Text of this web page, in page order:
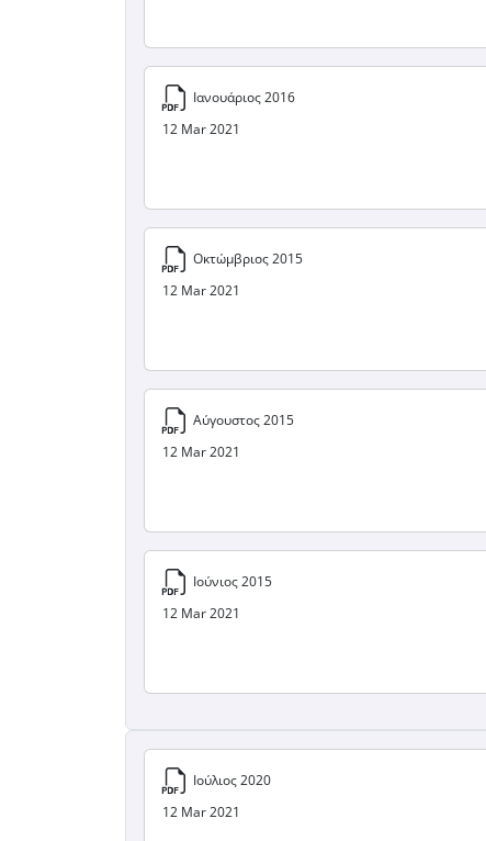
Ιανουάριος 2016
12 Mar 2021
Οκτώμβριος 2015
12 Mar 2021
Αύγουστος 2015
12 Mar 2021
Ιούνιος 2015
12 Mar 2021
Ιούλιος 2020
12 Mar 2021